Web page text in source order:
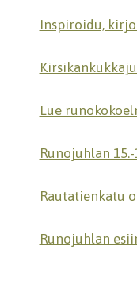
Inspiroidu,
Lue
Runojuhlan
Rautatienkatu
Runojuhlan